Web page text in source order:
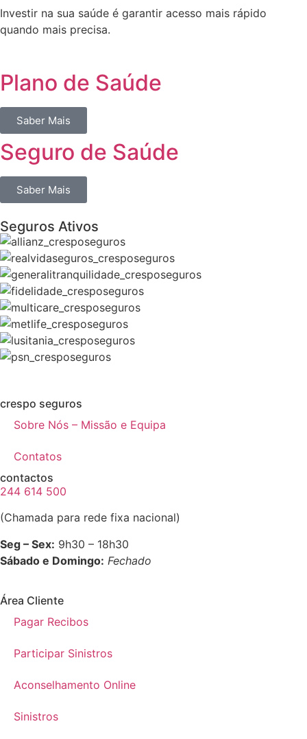
Investir na sua saúde é garantir acesso mais rápido
quando mais precisa.
Plano de Saúde
Saber Mais
Seguro de Saúde
Saber Mais
Seguros Ativos
crespo seguros
Sobre Nós – Missão e Equipa
Contatos
contactos
244 614 500
(Chamada para rede fixa nacional)
Seg – Sex: 9h30 – 18h30
Sábado e Domingo: Fechado
Área Cliente
Pagar Recibos
Participar Sinistros
Aconselhamento Online
Sinistros